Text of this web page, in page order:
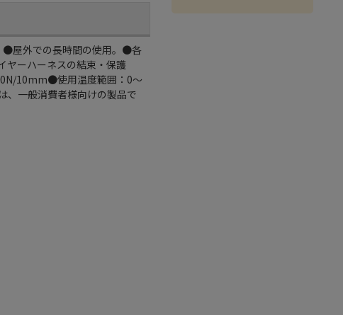
●屋外での長時間の使用。●各
ヤーハーネスの結束・保護
10mm●使用温度範囲：0～
一般消費者様向けの製品で